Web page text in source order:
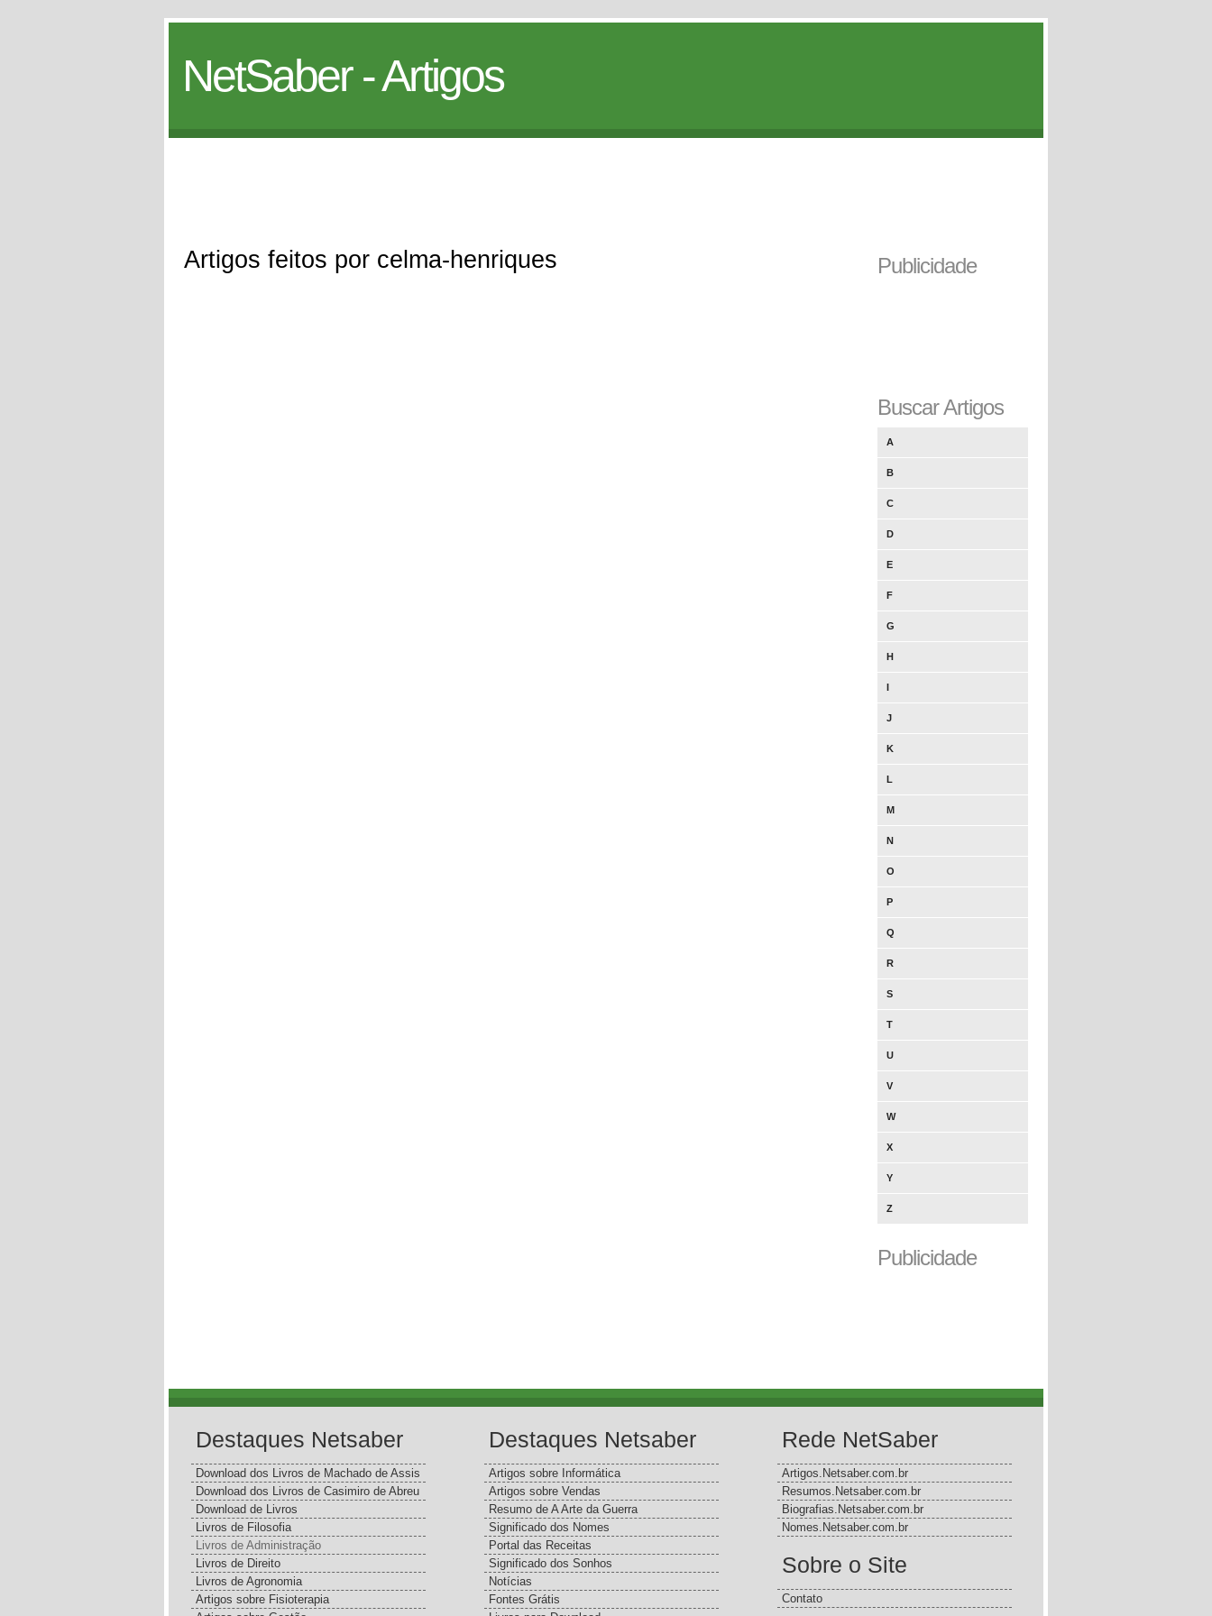
NetSaber - Artigos
Artigos feitos por celma-henriques Publicidade
Buscar Artigos
A
B
C
D
E
F
G
H
I
J
K
L
M
N
O
P
Q
R
S
T
U
V
W
X
Y
Z
Publicidade
Destaques Netsaber
Download dos Livros de Machado de Assis
Download dos Livros de Casimiro de Abreu
Download de Livros
Livros de Filosofia
Livros de Administração
Livros de Direito
Livros de Agronomia
Artigos sobre Fisioterapia
Destaques Netsaber
Artigos sobre Informática
Artigos sobre Vendas
Resumo de A Arte da Guerra
Significado dos Nomes
Portal das Receitas
Significado dos Sonhos
Notícias
Fontes Grátis
Rede NetSaber
Artigos.Netsaber.com.br
Resumos.Netsaber.com.br
Biografias.Netsaber.com.br
Nomes.Netsaber.com.br
Sobre o Site
Contato